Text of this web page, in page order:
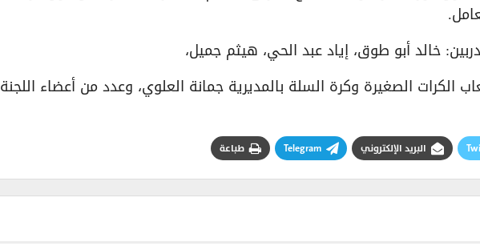
خالد أبو طوق، إياد عبد الحي، هيثم جميل،
الكرات الصغيرة وكرة السلة بالمديرية جمانة العلوي، وعدد من أعضاء اللجنة
البريد الإلكتروني Telegram طباعة